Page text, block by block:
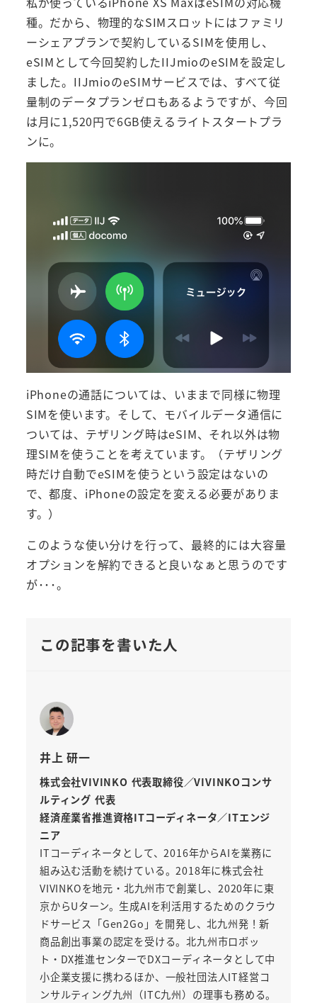
種。だから、物理的なSIMスロットにはファミリ
ーシェアプランで契約しているSIMを使用し、
eSIMとして今回契約したIIJmioのeSIMを設定し
ました。IIJmioのeSIMサービスでは、すべて従
量制のデータプランゼロもあるようですが、今回
は月に1,520円で6GB使えるライトスタートプラ
ンに。
iPhoneの通話については、いままで同様に物理
SIMを使います。そして、モバイルデータ通信に
ついては、テザリング時はeSIM、それ以外は物
理SIMを使うことを考えています。（テザリング
時だけ自動でeSIMを使うという設定はないの
で、都度、iPhoneの設定を変える必要がありま
す。）
このような使い分けを行って、最終的には大容量
オプションを解約できると良いなぁと思うのです
が･･･。
この記事を書いた人
井上 研一
株式会社VIVINKO 代表取締役／VIVINKOコンサ
ルティング 代表
経済産業省推進資格ITコーディネータ／ITエンジ
ニア
ITコーディネータとして、2016年からAIを業務に
組み込む活動を続けている。2018年に株式会社
VIVINKOを地元・北九州市で創業し、2020年に東
京からUターン。生成AIを利活用するためのクラウ
ドサービス「Gen2Go」を開発し、北九州発！新
商品創出事業の認定を受ける。北九州市ロボッ
ト・DX推進センターでDXコーディネータとして中
小企業支援に携わるほか、一般社団法人IT経営コ
ンサルティング九州（ITC九州）の理事も務める。